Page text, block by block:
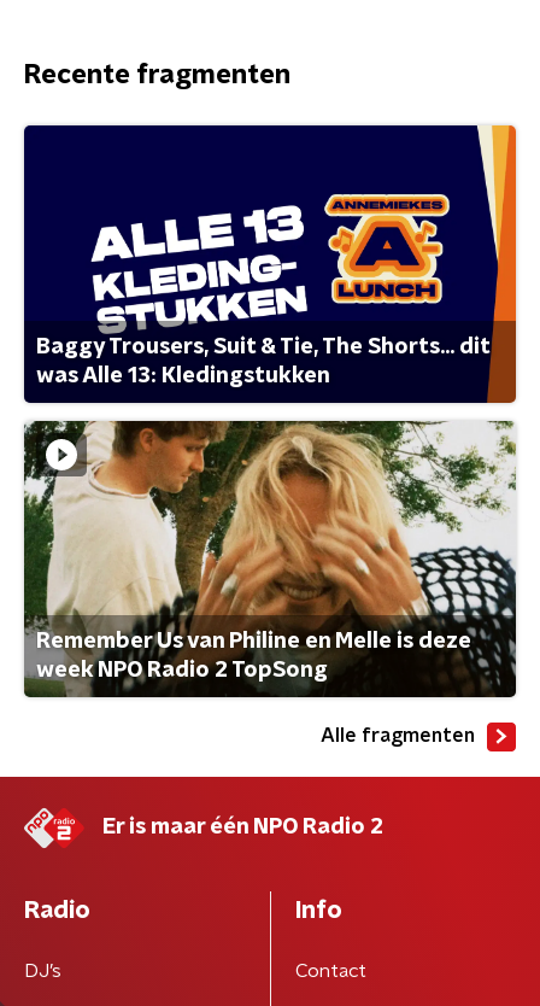
Recente fragmenten
Baggy Trousers, Suit & Tie, The Shorts... dit
was Alle 13: Kledingstukken
Remember Us van Philine en Melle is deze
week NPO Radio 2 TopSong
Alle fragmenten
Er is maar één NPO Radio 2
Radio
DJ’s
Info
Contact